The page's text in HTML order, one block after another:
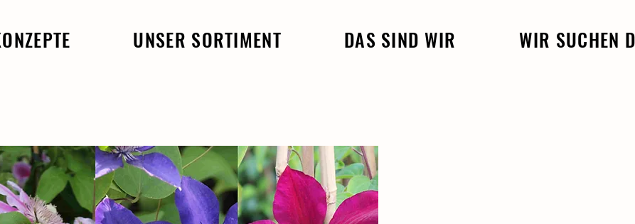
UNSER SORTIMENT DAS SIND WIR WIR SUCHEN